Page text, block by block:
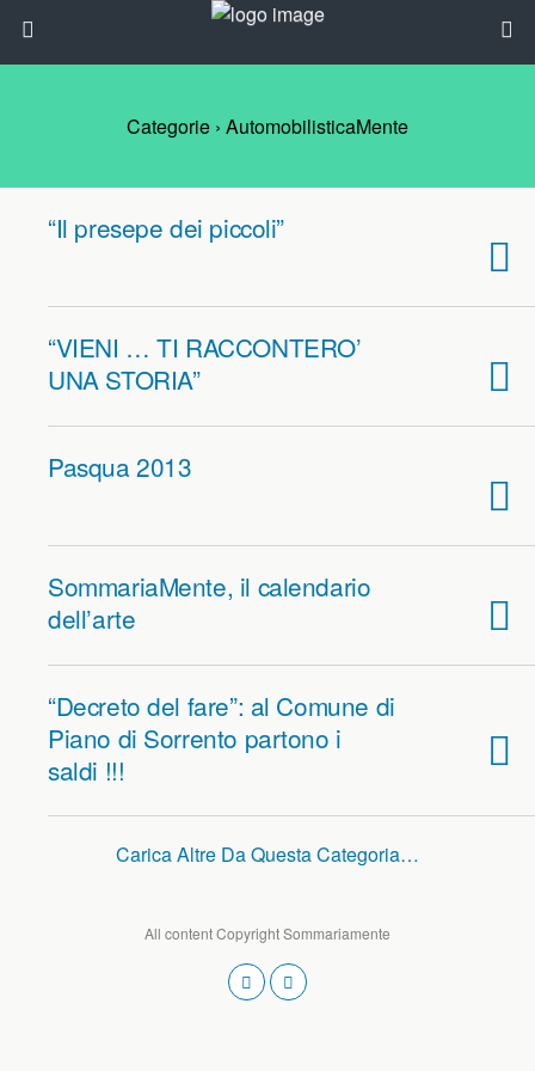
Categorie › AutomobilisticaMente
“Il presepe dei piccoli”
“VIENI … TI RACCONTERO’
UNA STORIA”
Pasqua 2013
SommariaMente, il calendario
dell’arte
“Decreto del fare”: al Comune di
Piano di Sorrento partono i
saldi !!!
Carica Altre Da Questa Categoria…
All content Copyright Sommariamente